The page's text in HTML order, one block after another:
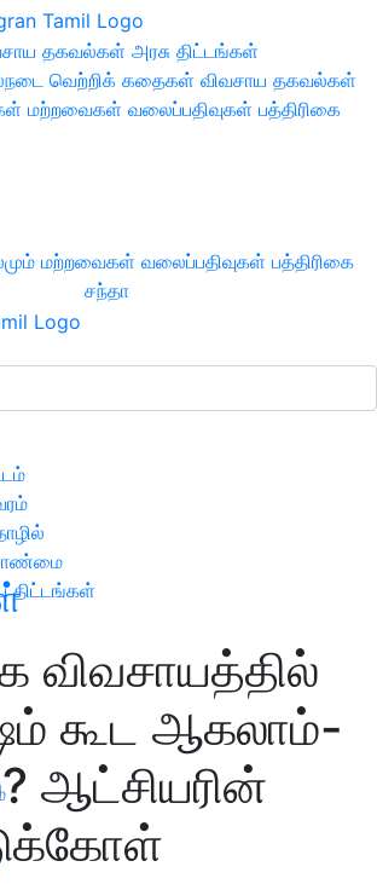
தகவல்கள் அரசு திட்டங்கள்
வெற்றிக் கதைகள் விவசாய தகவல்கள்
மற்றவைகள் வலைப்பதிவுகள் பத்திரிகை
மற்றவைகள் வலைப்பதிவுகள் பத்திரிகை
சந்தா
திட்டங்கள்
விவசாயத்தில்
கூட ஆகலாம்-
ஆட்சியரின்